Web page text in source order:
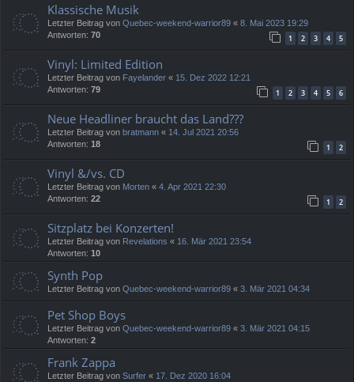
Klassische Musik
Letzter Beitrag von Quebec-weekend-warrior89 « 8. Mai 2023 19:29
Antworten: 70 1 2 3 4 5
Vinyl: Limited Edition
Letzter Beitrag von Fayelander « 15. Dez 2022 12:21
Antworten: 79 1 2 3 4 5 6
Neue Headliner braucht das Land???
Letzter Beitrag von bratmann « 14. Jul 2021 20:56
Antworten: 18 1 2
Vinyl &/vs. CD
Letzter Beitrag von Morten « 4. Apr 2021 22:30
Antworten: 22 1 2
Sitzplatz bei Konzerten!
Letzter Beitrag von Revelations « 16. Mär 2021 23:54
Antworten: 10
Synth Pop
Letzter Beitrag von Quebec-weekend-warrior89 « 3. Mär 2021 04:34
Pet Shop Boys
Letzter Beitrag von Quebec-weekend-warrior89 « 3. Mär 2021 04:15
Antworten: 2
Frank Zappa
Letzter Beitrag von Surfer « 17. Dez 2020 16:04